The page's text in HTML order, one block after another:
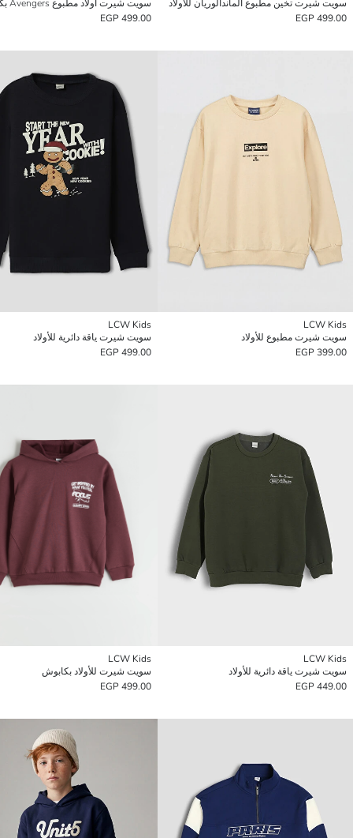
سويت شيرت تخين مطبوع الماندالوريان للأولاد
499.00 EGP
سويت شيرت أولاد مطبوع Avengers بكابوش
499.00 EGP
LCW Kids
سويت شيرت مطبوع للأولاد
399.00 EGP
LCW Kids
سويت شيرت ياقة دائرية للأولاد
499.00 EGP
LCW Kids
سويت شيرت ياقة دائرية للأولاد
449.00 EGP
LCW Kids
سويت شيرت للأولاد بكابوش
499.00 EGP